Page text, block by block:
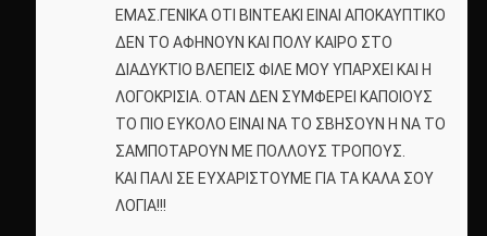
ΕΜΑΣ.ΓΕΝΙΚΑ ΟΤΙ ΒΙΝΤΕΑΚΙ ΕΙΝΑΙ ΑΠΟΚΑΥΠΤΙΚΟ
ΔΕΝ ΤΟ ΑΦΗΝΟΥΝ ΚΑΙ ΠΟΛΥ ΚΑΙΡΟ ΣΤΟ
ΔΙΑΔΥΚΤΙΟ ΒΛΕΠΕΙΣ ΦΙΛΕ ΜΟΥ ΥΠΑΡΧΕΙ ΚΑΙ Η
ΛΟΓΟΚΡΙΣΙΑ. ΟΤΑΝ ΔΕΝ ΣΥΜΦΕΡΕΙ ΚΑΠΟΙΟΥΣ
ΤΟ ΠΙΟ ΕΥΚΟΛΟ ΕΙΝΑΙ ΝΑ ΤΟ ΣΒΗΣΟΥΝ Η ΝΑ ΤΟ
ΣΑΜΠΟΤΑΡΟΥΝ ΜΕ ΠΟΛΛΟΥΣ ΤΡΟΠΟΥΣ.
ΚΑΙ ΠΑΛΙ ΣΕ ΕΥΧΑΡΙΣΤΟΥΜΕ ΓΙΑ ΤΑ ΚΑΛΑ ΣΟΥ
ΛΟΓΙΑ!!!